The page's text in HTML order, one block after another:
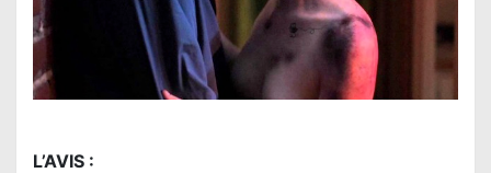
L’AVIS :